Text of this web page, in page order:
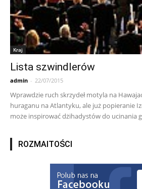
Kraj
Lista szwindlerów
admin - 22/07/2015
Wprawdzie ruch skrzydeł motyla na
huraganu na Atlantyku, ale już popieranie
może inspirować dżihadystów do ucinania
ROZMAITOŚCI